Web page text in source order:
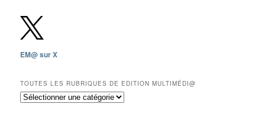
depuis
2009,
sauf
12
mois
réservés
aux
EM@ sur X
TOUTES LES RUBRIQUES DE EDITION MULTIMÉDI@
Toutes